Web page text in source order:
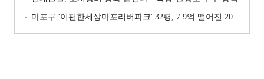
마포구 '이편한세상마포리버파크' 32평, 7.9억 떨어진 20.4억원에 거래 [일일 하락가]